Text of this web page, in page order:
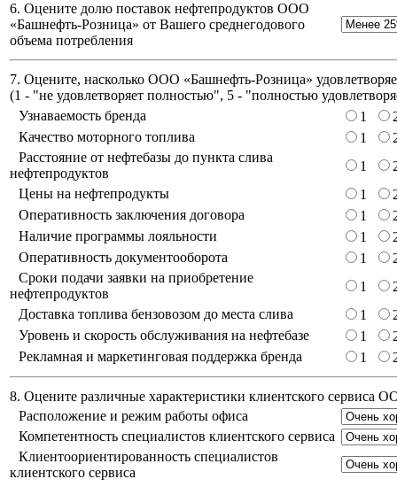
6. Оцените долю поставок нефтепродуктов ООО
«Башнефть-Розница» от Вашего среднегодового
объема потребления
7. Оцените, насколько ООО «Башнефть-Розница»
(1 - "не удовлетворяет полностью", 5 - "полностью
Узнаваемость бренда
1
Качество моторного топлива
1
Расстояние от нефтебазы до пункта слива
нефтепродуктов
1
Цены на нефтепродукты
1
Оперативность заключения договора
1
Наличие программы лояльности
1
Оперативность документооборота
1
Сроки подачи заявки на приобретение
нефтепродуктов
1
Доставка топлива бензовозом до места слива
1
Уровень и скорость обслуживания на нефтебазе
1
Рекламная и маркетинговая поддержка бренда
1
8. Оцените различные характеристики клиентского сервиса
Расположение и режим работы офиса
Компетентность специалистов клиентского сервиса
Клиентоориентированность специалистов
клиентского сервиса